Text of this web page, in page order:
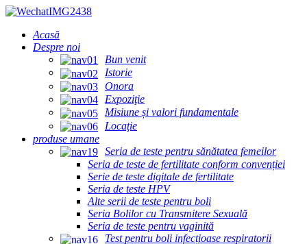
Acasă
Despre noi
Bun venit
Istorie
Onora
Expoziţie
Misiune și valori fundamentale
Locaţie
produse umane
Seria de teste pentru sănătatea femeilor
Seria de teste de fertilitate conform convenției
Serie de teste digitale de fertilitate
Seria de teste HPV
Alte serii de teste pentru boli
Seria Bolilor cu Transmitere Sexuală
Seria de teste pentru vaginită
Test pentru boli infecțioase respiratorii